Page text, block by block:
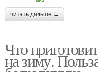
читать дальше →
Что
на зиму.